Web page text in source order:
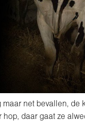
maar net bevallen, de
hop, daar gaat ze